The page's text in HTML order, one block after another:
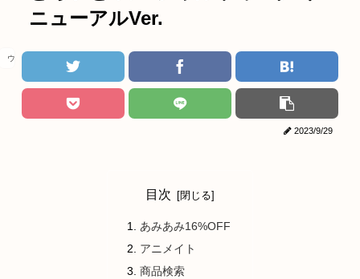
ニューアルVer.
ウマ娘
2023/9/29
目次
あみあみ16%OFF
アニメイト
商品検索